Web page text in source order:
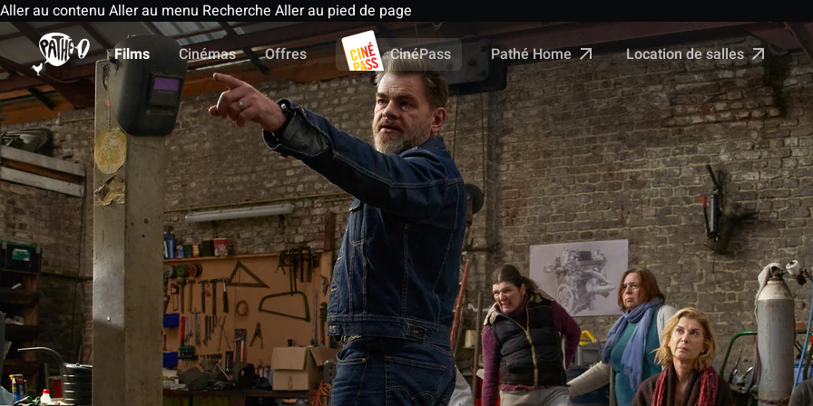
Aller au contenu Aller au menu Recherche Aller au pied de page
Films
Cinémas Offres CinéPass Pathé Home Location de salles